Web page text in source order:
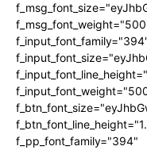
f_pp_font_family="394"